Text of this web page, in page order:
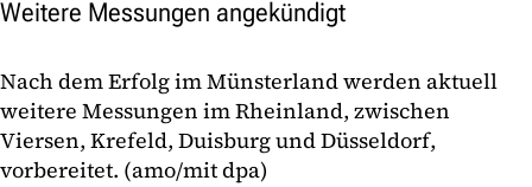
Weitere Messungen angekündigt
Nach dem Erfolg im Münsterland werden aktuell
weitere Messungen im Rheinland, zwischen
Viersen, Krefeld, Duisburg und Düsseldorf,
vorbereitet. (amo/mit dpa)